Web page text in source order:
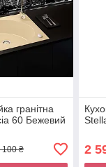
гранітна
60 Бежевий
100 ₴ 2